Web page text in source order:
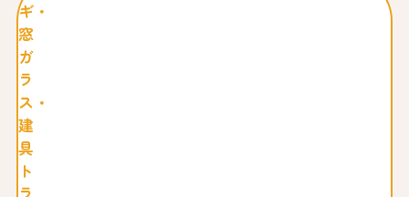
ギ・
窓
ガ
ラ
ス・
建
具
ト